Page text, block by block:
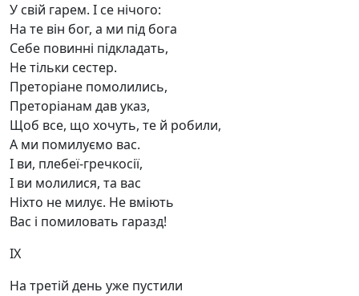
У свій гарем. І се нічого:
На те він бог, а ми під бога
Себе повинні підкладать,
Не тільки сестер.
Преторіане помолились,
Преторіанам дав указ,
Щоб все, що хочуть, те й робили,
А ми помилуємо вас.
І ви, плебеї-гречкосії,
І ви молилися, та вас
Ніхто не милує. Не вміють
Вас і помиловать гаразд!
IX
На третій день уже пустили